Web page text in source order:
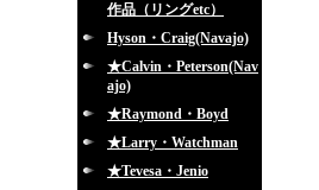
作品（リングetc）
Hyson・Craig(Navajo)
★Calvin・Peterson(Nav
ajo)
★Raymond・Boyd
★Larry・Watchman
★Tevesa・Jenio